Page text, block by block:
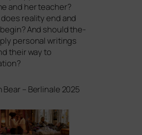
and her tea­cher?
rea­li­ty end and
And should the­
per­so­nal wri­tin­gs
their way to
Bear – Berlinale 2025